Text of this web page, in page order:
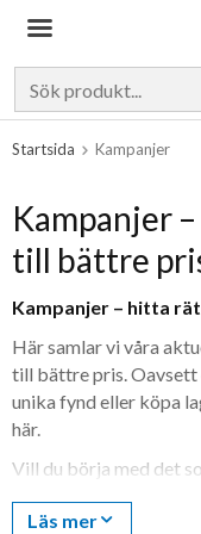
Startsida Kampanjer
Kampanjer
till bättre
Kampanjer – hitta
Här samlar vi våra
till bättre pris.
unika fynd eller köpa
här.
Vill du börja med det
garanti kan du gå
Läs mer